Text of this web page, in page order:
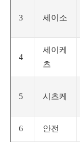
3 세이소
4
세이케
츠
5 시츠케
6 안전